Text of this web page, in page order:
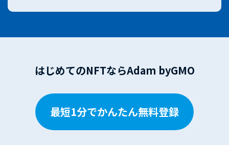
はじめてのNFTならAdam byGMO
最短1分でかんたん無料登録